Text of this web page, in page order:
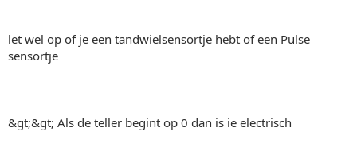
let wel op of je een tandwielsensortje hebt of een Pulse
sensortje
&gt;&gt; Als de teller begint op 0 dan is ie electrisch